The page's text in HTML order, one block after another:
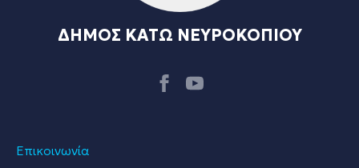
ΔΗΜΟΣ ΚΑΤΩ ΝΕΥΡΟΚΟΠΙΟΥ
Επικοινωνία